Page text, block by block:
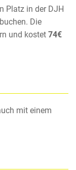
Platz in der DJH
Die
und kostet 74€
mit einem